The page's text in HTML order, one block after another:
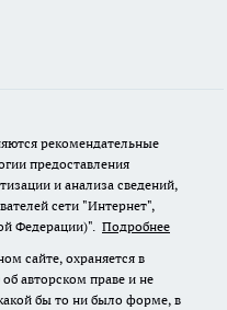
рекомендательные
предоставления
и анализа сведений,
сети "Интернет",
Федерации)". Подробнее
сайте, охраняется в
авторском праве и не
бы то ни было форме, в